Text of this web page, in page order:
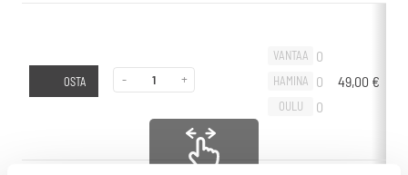
OSTA - +
VANTAA 0
HAMINA 0
OULU 0
49,00 €